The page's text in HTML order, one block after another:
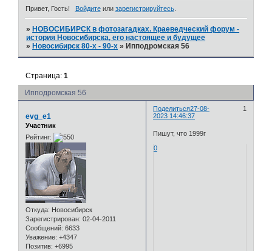
Привет, Гость! Войдитеили зарегистрируйтесь.
» НОВОСИБИРСК в фотозагадках. Краеведческий форум -
история Новосибирска, его настоящее и будущее
» Новосибирск 80-х - 90-х » Ипподромская 56
Ипподромская 56
Страница:1
Поделиться 1
27-08-
2023 14:46:37
evg_e1
Участник
Рейтинг:
Откуда: Новосибирск
Зарегистрирован: 02-04-2011
Сообщений: 6633
Уважение: +4347
Позитив: +6995
Пишут, что 1999г
0